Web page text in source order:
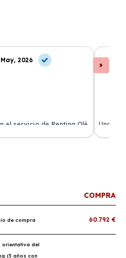
2026
el servicio de Renting Olé.
incluido.
Una
coche
COMPRA
de compra 60.792 €
orientativa del
(5 años con